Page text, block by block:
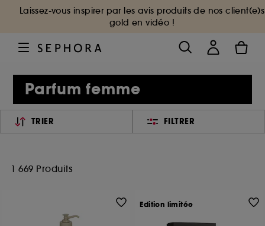
Laissez-vous inspirer par les avis produits de nos client(e)s
gold en vidéo !
Parfum femme
TRIER FILTRER
1 669 Produits
Edition limitée